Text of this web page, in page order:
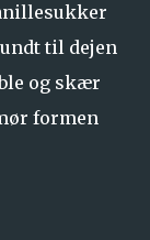
til dejen
og skær
formen